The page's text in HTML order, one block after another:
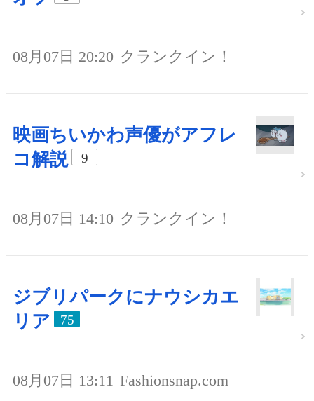
08月07日 20:20 クランクイン！
映画ちいかわ声優がアフレ
コ解説
9
08月07日 14:10 クランクイン！
ジブリパークにナウシカエ
リア
75
08月07日 13:11 Fashionsnap.com